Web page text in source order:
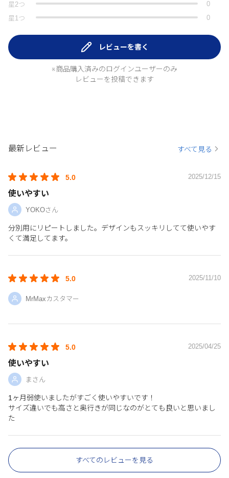
星 2つ
0
星 1 つ 0
レビューを書く
※商品購入済みのログインユーザーのみ
レビューを投稿できます
最新レビュー すべて見る
5.0 2025/12/15
使いやすい
YOKOさん
分別用にリピートしました。デザインもスッキリしてて使いやす
くて満足してます。
5.0 2025/11/10
MrMaxカスタマー
5.0 2025/04/25
使いやすい
まさん
1ヶ月弱使いましたがすごく使いやすいです！
サイズ違いでも高さと奥行きが同じなのがとても良いと思いまし
た
すべてのレビューを見る